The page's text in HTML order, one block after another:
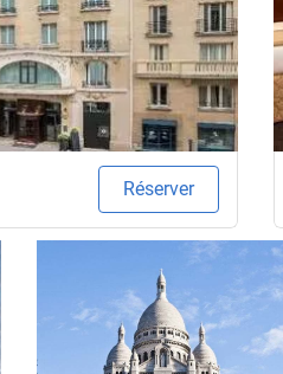
Réserver